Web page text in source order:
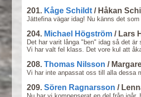
201. Kåge Schildt / Håkan
Jättefina vägar idag! Nu känns det
204. Michael Högström / Lars
Det har varit långa "ben" idag så det
Vi har valt fel klass. Det vore kul att
208. Thomas Nilsson /
Vi har inte anpassat oss till alla dessa
209. Sören Ragnarsson /